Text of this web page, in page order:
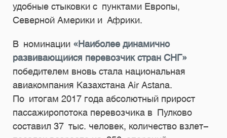
удобные стыковки с пунктами Европы,
Северной Америки и Африки.
В номинации «Наиболее динамично
развивающийся перевозчик стран СНГ»
победителем вновь стала национальная
авиакомпания Казахстана Air Astana.
По итогам 2017 года абсолютный прирост
пассажиропотока перевозчика в Пулково
составил 37 тыс. человек, количество взлет-